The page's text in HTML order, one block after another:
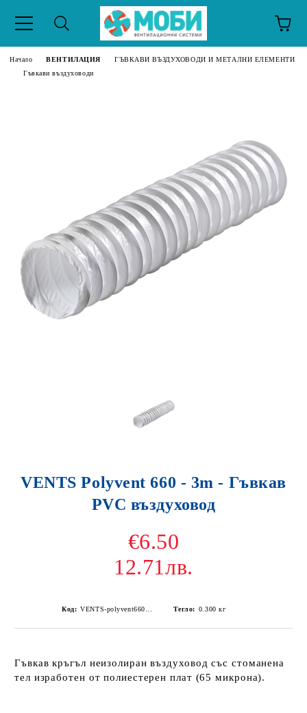
Начало ВЕНТИЛАЦИЯ
ГЪВКАВИ ВЪЗДУХОВОДИ И МЕТАЛНИ ЕЛЕМЕНТИ
Гъвкави въздуховоди
VENTS Polyvent 660 - 3m - Гъвкав
PVC въздуховод
€6.50
12.71лв.
Код: Тегло: 0.300 кг
Гъвкав кръгъл неизолиран въздуховод със стоманена
тел изработен от полиестерен плат (65 микрона).